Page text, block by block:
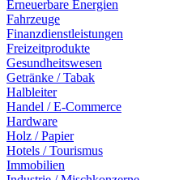
Erneuerbare Energien
Fahrzeuge
Finanzdienstleistungen
Freizeitprodukte
Gesundheitswesen
Getränke / Tabak
Halbleiter
Handel / E-Commerce
Hardware
Holz / Papier
Hotels / Tourismus
Immobilien